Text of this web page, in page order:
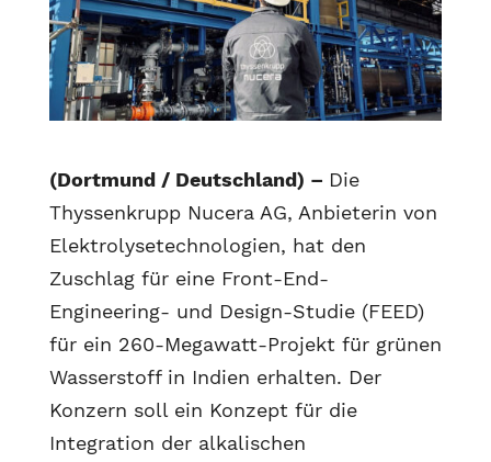
(Dortmund / Deutschland) – Die
Thyssenkrupp Nucera AG, Anbieterin von
Elektrolysetechnologien, hat den
Zuschlag für eine Front-End-
Engineering- und Design-Studie (FEED)
für ein 260-Megawatt-Projekt für grünen
Wasserstoff in Indien erhalten. Der
Konzern soll ein Konzept für die
Integration der alkalischen